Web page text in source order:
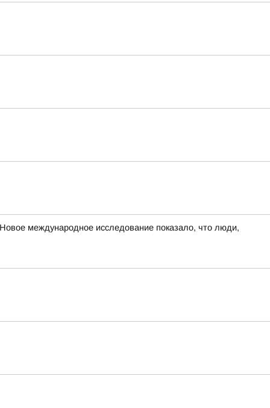
международное исследование показало, что люди,